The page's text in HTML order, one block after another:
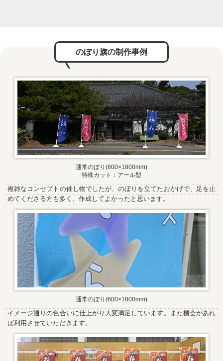
のぼり旗の制作事例
通常のぼり(600×1800mm)
特殊カット：アール型
複雑なコンセプトの催し物でしたが、のぼりを立てたおかげで、足を止
めてくださる方も多く、作成してよかったと思います。
通常のぼり(600×1800mm)
イメージ通りの色合いに仕上がり大変満足しています。また機会があれ
ば利用させていただきます。